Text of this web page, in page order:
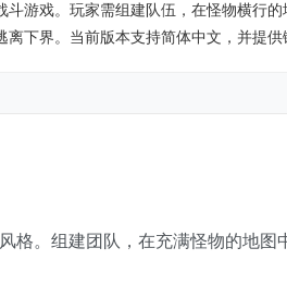
斗游戏。玩家需组建队伍，在怪物横
下界。当前版本支持简体中文，并提供
格。组建团队，在充满怪物的地